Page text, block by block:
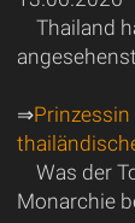
Thailand
⇒
Was der
Monarchie